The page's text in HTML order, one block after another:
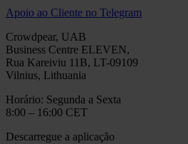
Apoio ao Cliente no Telegram
Crowdpear, UAB
Business Centre ELEVEN,
Rua Kareiviu 11B, LT-09109
Vilnius, Lithuania
Horário: Segunda a Sexta
8:00 – 16:00 CET
Descarregue a aplicação